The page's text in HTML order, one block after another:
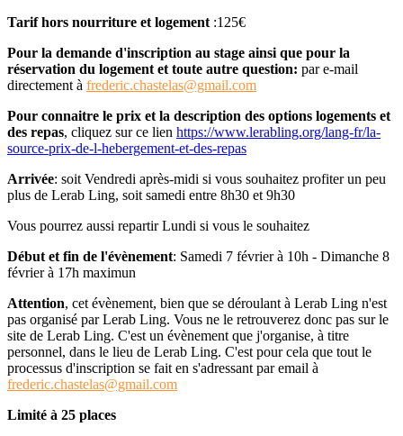
Tarif hors nourriture et logement :125€
Pour la demande d'inscription au stage ainsi que pour la
réservation du logement et toute autre question: par e-mail
directement à frederic.chastelas@gmail.com
Pour connaitre le prix et la description des options logements et
des repas, cliquez sur ce lien https://www.lerabling.org/lang-fr/la-
source-prix-de-l-hebergement-et-des-repas
Arrivée: soit Vendredi après-midi si vous souhaitez profiter un peu
plus de Lerab Ling, soit samedi entre 8h30 et 9h30
Vous pourrez aussi repartir Lundi si vous le souhaitez
Début et fin de l'évènement: Samedi 7 février à 10h - Dimanche 8
février à 17h maximun
Attention, cet évènement, bien que se déroulant à Lerab Ling n'est
pas organisé par Lerab Ling. Vous ne le retrouverez donc pas sur le
site de Lerab Ling. C'est un évènement que j'organise, à titre
personnel, dans le lieu de Lerab Ling. C'est pour cela que tout le
processus d'inscription se fait en s'adressant par email à
frederic.chastelas@gmail.com
Limité à 25 places